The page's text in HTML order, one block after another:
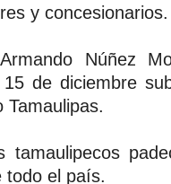
y concesionarios.
Núñez
de diciembre
Tamaulipas.
todo el país.